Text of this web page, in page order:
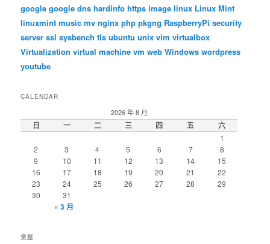
google google dns hardinfo https image linux Linux Mint
linuxmint music mv nginx php pkgng RaspberryPi security
server ssl sysbench tls ubuntu unix vim virtualbox
Virtualization virtual machine vm web Windows wordpress
youtube
CALENDAR
2026 年 8 月
日 一 二 三 四 五 六
1
2
3 4 5 6 7
8
9
10 11 12 13 14
15
16
17 18 19 20 21
22
23
24 25 26 27 28
29
30
31
« 3 月
彙整